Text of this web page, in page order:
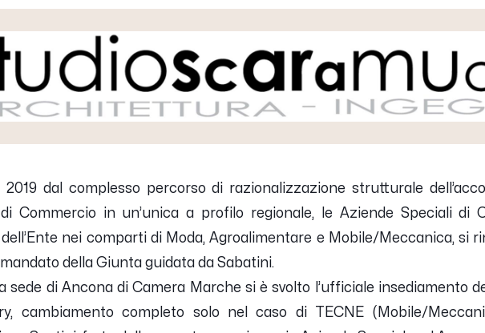
2019 dal complesso percorso di razionalizzazione strutturale
Commercio in un’unica a profilo regionale, le Aziende Speciali di
nei comparti di Moda, Agroalimentare e Mobile/Meccanica, si
della Giunta guidata da Sabatini.
sede di Ancona di Camera Marche si è svolto l’ufficiale insediamento
cambiamento completo solo nel caso di TECNE (Mobile/